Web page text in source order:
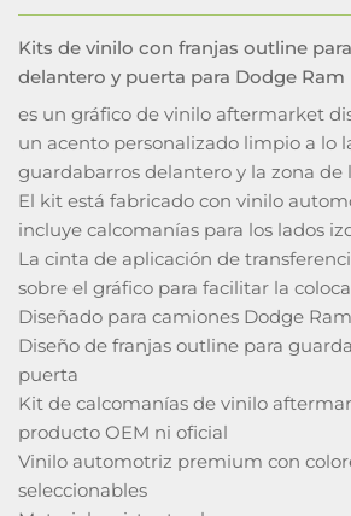
Kits de vinilo con franjas outline
delantero y puerta para Dodge Ram
es un gráfico de vinilo aftermarket
un acento personalizado limpio a lo
guardabarros delantero y la zona de
El kit está fabricado con vinilo
incluye calcomanías para los lados
La cinta de aplicación de
sobre el gráfico para facilitar la
Diseñado para camiones Dodge Ram
Diseño de franjas outline para
puerta
Kit de calcomanías de vinilo
producto OEM ni oficial
Vinilo automotriz premium con
seleccionables